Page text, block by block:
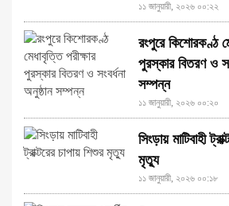
১১ জানুয়ারী, ২০২৬ ০০:২২
রংপুরে কিশোরকণ্ঠ
পুরস্কার বিতরণ ও
সম্পন্ন
১১ জানুয়ারী, ২০২৬ ০০:২০
সিংড়ায় মাটিবাহী
মৃত্যু
১১ জানুয়ারী, ২০২৬ ০০:১৮